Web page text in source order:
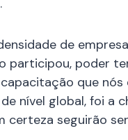
de
participou, poder
que
nível global, foi a
certeza seguirão